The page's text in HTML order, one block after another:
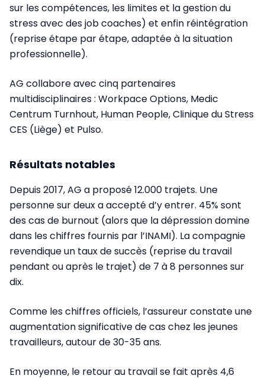
sur les compétences, les limites et la gestion du
stress avec des job coaches) et enfin réintégration
(reprise étape par étape, adaptée à la situation
professionnelle).
AG collabore avec cinq partenaires
multidisciplinaires : Workpace Options, Medic
Centrum Turnhout, Human People, Clinique du Stress
CES (Liège) et Pulso.
Résultats notables
Depuis 2017, AG a proposé 12.000 trajets. Une
personne sur deux a accepté d’y entrer. 45% sont
des cas de burnout (alors que la dépression domine
dans les chiffres fournis par l’INAMI). La compagnie
revendique un taux de succès (reprise du travail
pendant ou après le trajet) de 7 à 8 personnes sur
dix.
Comme les chiffres officiels, l’assureur constate une
augmentation significative de cas chez les jeunes
travailleurs, autour de 30-35 ans.
En moyenne, le retour au travail se fait après 4,6